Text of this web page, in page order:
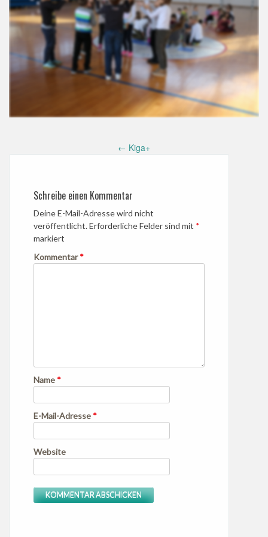
navigation
← Kiga+
Schreibe einen Kommentar
Deine E-Mail-Adresse wird nicht
veröffentlicht.Erforderliche Felder sind mit *
markiert
Kommentar*
Name *
E-Mail-Adresse *
Website